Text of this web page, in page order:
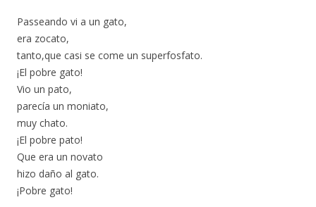
Passeando vi a un gato,
era zocato,
tanto,que casi se come un superfosfato.
¡El pobre gato!
Vio un pato,
parecía un moniato,
muy chato.
¡El pobre pato!
Que era un novato
hizo daño al gato.
¡Pobre gato!